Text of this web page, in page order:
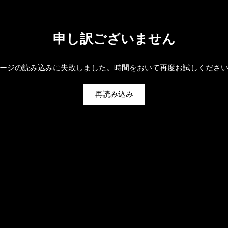
申し訳ございません
ジの読み込みに失敗しました。時間をおいて再度お試しくださ
再読み込み